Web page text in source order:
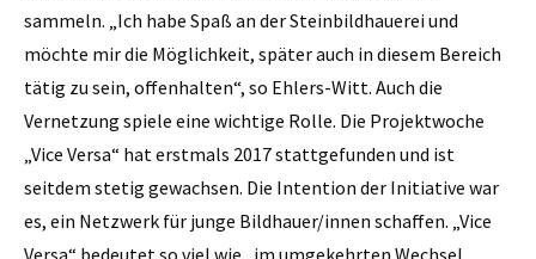
sammeln. „Ich habe Spaß an der Steinbildhauerei und
möchte mir die Möglichkeit, später auch in diesem Bereich
tätig zu sein, offenhalten“, so Ehlers-Witt. Auch die
Vernetzung spiele eine wichtige Rolle. Die Projektwoche
„Vice Versa“ hat erstmals 2017 stattgefunden und ist
seitdem stetig gewachsen. Die Intention der Initiative war
es, ein Netzwerk für junge Bildhauer/innen schaffen. „Vice
Versa“ bedeutet so viel wie „im umgekehrten Wechsel,